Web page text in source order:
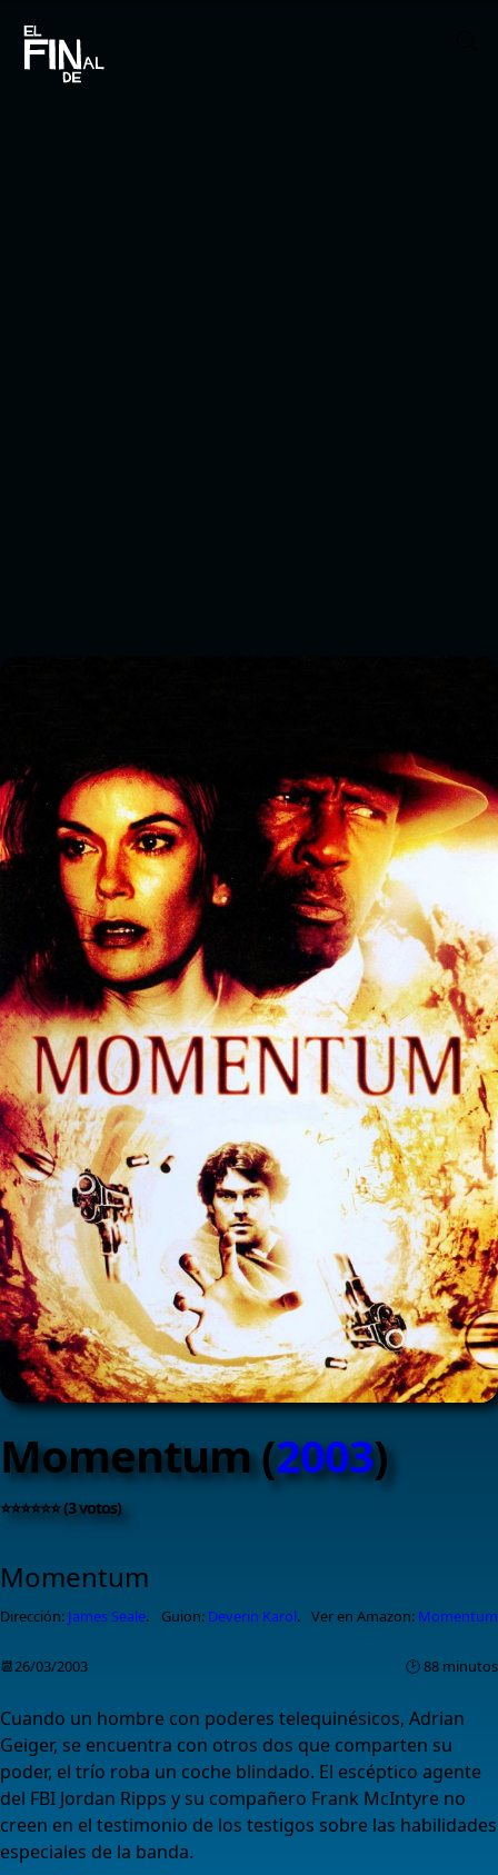
Momentum (2003)
⭐⭐⭐⭐⭐⭐ (3 votos)
Momentum
Dirección: James Seale. Guion: Deverin Karol. Ver en Amazon: Momentum
📆26/03/2003 🕑 88 minutos
Cuando un hombre con poderes telequinésicos, Adrian
Geiger, se encuentra con otros dos que comparten su
poder, el trío roba un coche blindado. El escéptico agente
del FBI Jordan Ripps y su compañero Frank McIntyre no
creen en el testimonio de los testigos sobre las habilidades
especiales de la banda.